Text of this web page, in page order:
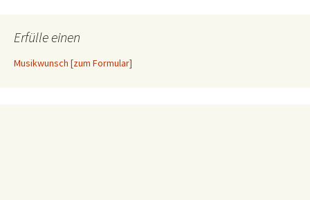
Erfülle einen
Musikwunsch [zum Formular]